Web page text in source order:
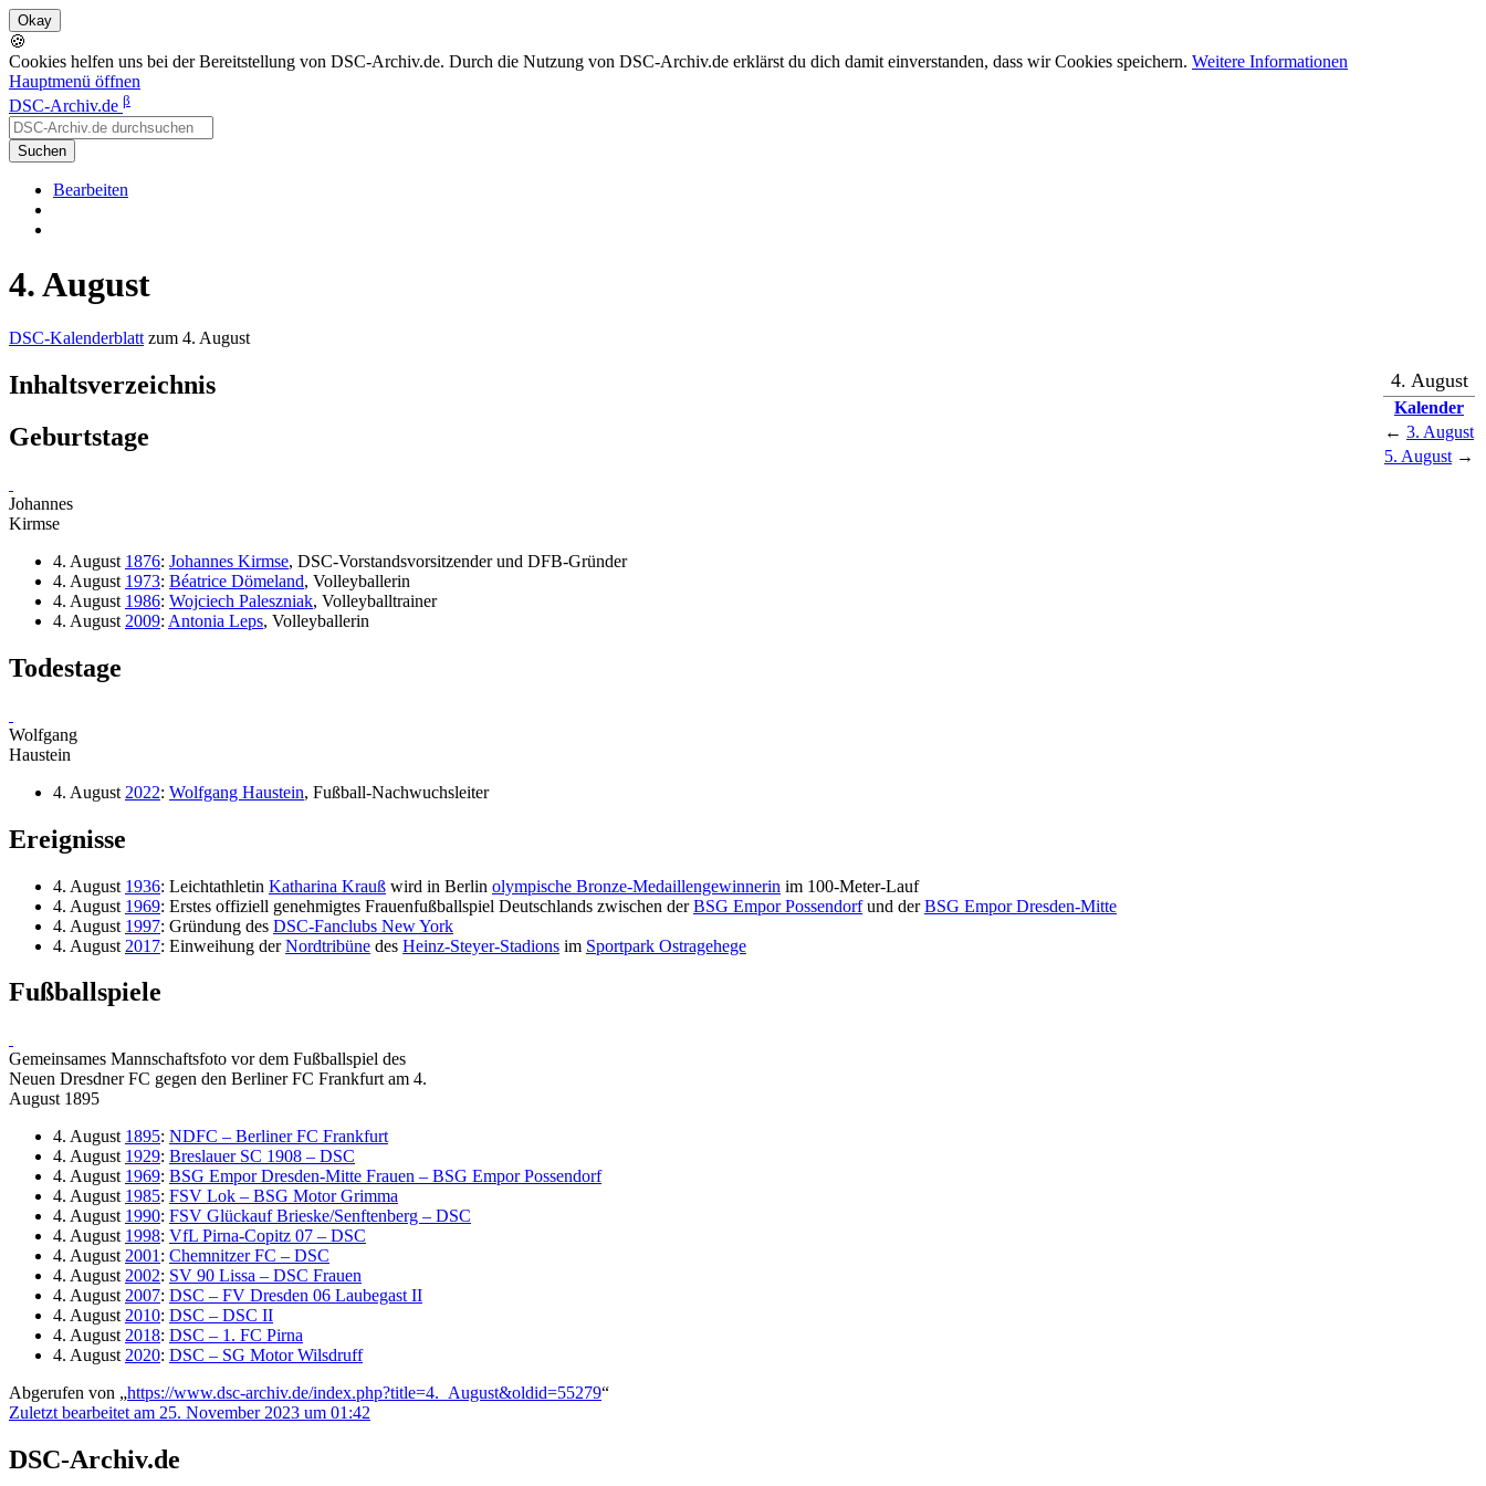
🍪
Cookies helfen uns bei der Bereitstellung von DSC-Archiv.de. Durch die Nutzung von DSC-Archiv.de erklärst du dich damit einverstanden, dass wir Cookies speichern. Weitere Informationen
Hauptmenü öffnen
DSC-Archiv.de β
Suchen
Bearbeiten
4. August
DSC-Kalenderblatt zum 4. August
4. August
Kalender
← 3. August
5. August →
Inhaltsverzeichnis
Geburtstage
Johannes
Kirmse
4. August 1876: Johannes Kirmse, DSC-Vorstandsvorsitzender und DFB-Gründer
4. August 1973: Béatrice Dömeland, Volleyballerin
4. August 1986: Wojciech Paleszniak, Volleyballtrainer
4. August 2009: Antonia Leps, Volleyballerin
Todestage
Wolfgang
Haustein
4. August 2022: Wolfgang Haustein, Fußball-Nachwuchsleiter
Ereignisse
4. August 1936: Leichtathletin Katharina Krauß wird in Berlin olympische Bronze-Medaillengewinnerin im 100-Meter-Lauf
4. August 1969: Erstes offiziell genehmigtes Frauenfußballspiel Deutschlands zwischen derBSG Empor Possendorfund derBSG Empor Dresden-Mitte
4. August 1997: Gründung des DSC-Fanclubs New York
4. August 2017: Einweihung derNordtribüne des Heinz-Steyer-Stadions im Sportpark Ostragehege
Fußballspiele
Gemeinsames Mannschaftsfoto vor dem Fußballspiel des
Neuen Dresdner FC gegen den Berliner FC Frankfurt am 4.
August 1895
4. August 1895: NDFC – Berliner FC Frankfurt
4. August 1929: Breslauer SC 1908 – DSC
4. August 1969: BSG Empor Dresden-Mitte Frauen – BSG Empor Possendorf
4. August 1985: FSV Lok – BSG Motor Grimma
4. August 1990: FSV Glückauf Brieske/Senftenberg – DSC
4. August 1998: VfL Pirna-Copitz 07 – DSC
4. August 2001 : Chemnitzer FC – DSC
4. August 2002: SV 90 Lissa – DSC Frauen
4. August 2007: DSC – FV Dresden 06 Laubegast II
4. August 2010: DSC – DSC II
4. August 2018: DSC – 1. FC Pirna
4. August 2020: DSC – SG Motor Wilsdruff
Abgerufen von „https://www.dsc-archiv.de/index.php?title=4._August&oldid=55279“
Zuletzt bearbeitet am 25. November 2023 um 01:42
DSC-Archiv.de